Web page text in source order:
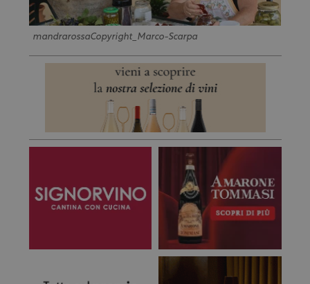
mandrarossaCopyright_Marco-Scarpa